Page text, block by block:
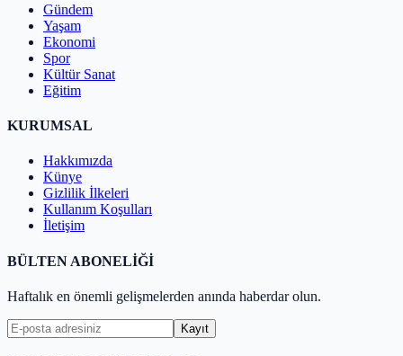
Gündem
Yaşam
Ekonomi
Spor
Kültür Sanat
Eğitim
KURUMSAL
Hakkımızda
Künye
Gizlilik İlkeleri
Kullanım Koşulları
İletişim
BÜLTEN ABONELİĞİ
Haftalık en önemli gelişmelerden anında haberdar olun.
Kayıt